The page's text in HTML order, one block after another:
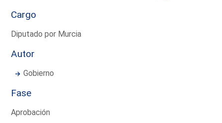
Cargo
Diputado por Murcia
Autor
Gobierno
Fase
Aprobación